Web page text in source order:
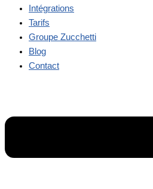
Intégrations
Tarifs
Groupe Zucchetti
Blog
Contact